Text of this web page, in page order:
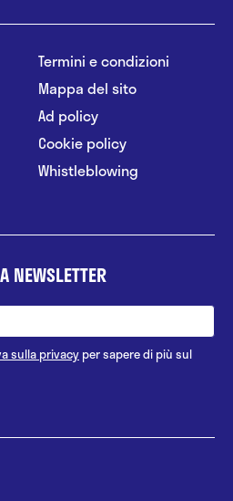
Termini e condizioni
Mappa del sito
Ad policy
Cookie policy
Whistleblowing
NEWSLETTER
sulla privacyper sapere di più sul